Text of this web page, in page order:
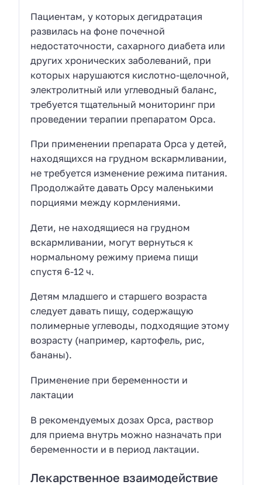
Пациентам, у которых дегидратация
развилась на фоне почечной
недостаточности, сахарного диабета или
других хронических заболеваний, при
которых нарушаются кислотно-щелочной,
электролитный или углеводный баланс,
требуется тщательный мониторинг при
проведении терапии препаратом Орса.
При применении препарата Орса у детей,
находящихся на грудном вскармливании,
не требуется изменение режима питания.
Продолжайте давать Орсу маленькими
порциями между кормлениями.
Дети, не находящиеся на грудном
вскармливании, могут вернуться к
нормальному режиму приема пищи
спустя 6-12 ч.
Детям младшего и старшего возраста
следует давать пищу, содержащую
полимерные углеводы, подходящие этому
возрасту (например, картофель, рис,
бананы).
Применение при беременности и
лактации
В рекомендуемых дозах Орса, раствор
для приема внутрь можно назначать при
беременности и в период лактации.
Лекарственное взаимодействие